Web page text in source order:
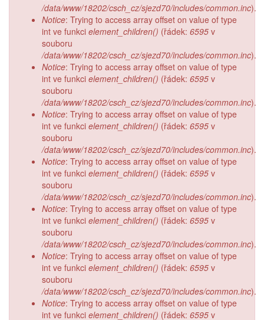
/data/www/18202/csch_cz/sjezd70/includes/common.inc).
Notice: Trying to access array offset on value of type
int ve funkci element_children() (řádek: 6595 v
souboru
/data/www/18202/csch_cz/sjezd70/includes/common.inc).
Notice: Trying to access array offset on value of type
int ve funkci element_children() (řádek: 6595 v
souboru
/data/www/18202/csch_cz/sjezd70/includes/common.inc).
Notice: Trying to access array offset on value of type
int ve funkci element_children() (řádek: 6595 v
souboru
/data/www/18202/csch_cz/sjezd70/includes/common.inc).
Notice: Trying to access array offset on value of type
int ve funkci element_children() (řádek: 6595 v
souboru
/data/www/18202/csch_cz/sjezd70/includes/common.inc).
Notice: Trying to access array offset on value of type
int ve funkci element_children() (řádek: 6595 v
souboru
/data/www/18202/csch_cz/sjezd70/includes/common.inc).
Notice: Trying to access array offset on value of type
int ve funkci element_children() (řádek: 6595 v
souboru
/data/www/18202/csch_cz/sjezd70/includes/common.inc).
Notice: Trying to access array offset on value of type
int ve funkci element_children() (řádek: 6595 v